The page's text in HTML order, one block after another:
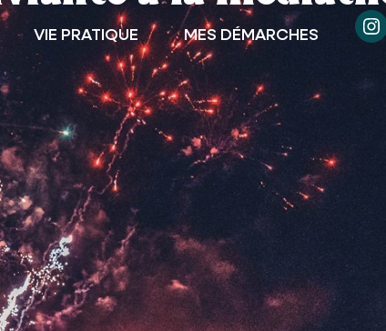
VIE PRATIQUE MES DÉMARCHES